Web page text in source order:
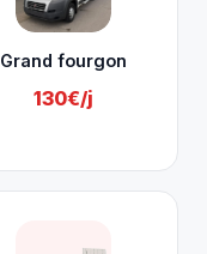
Grand fourgon
130€/j